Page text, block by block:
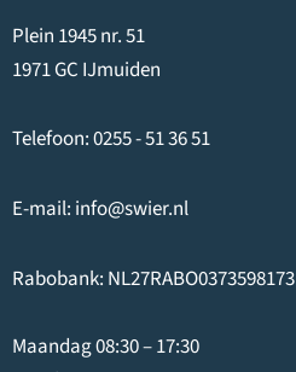
Plein 1945 nr. 51
1971 GC IJmuiden
Telefoon:0255 - 51 36 51
E-mail: info@swier.nl
Rabobank: NL27RABO0373598173
Maandag 08:30 – 17:30